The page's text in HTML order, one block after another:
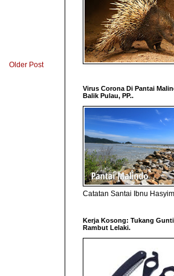
Older Post
Virus Corona Di Pantai
Balik Pulau, PP..
Catatan Santai Ibnu Hasyim
Kerja Kosong: Tukang
Rambut Lelaki.